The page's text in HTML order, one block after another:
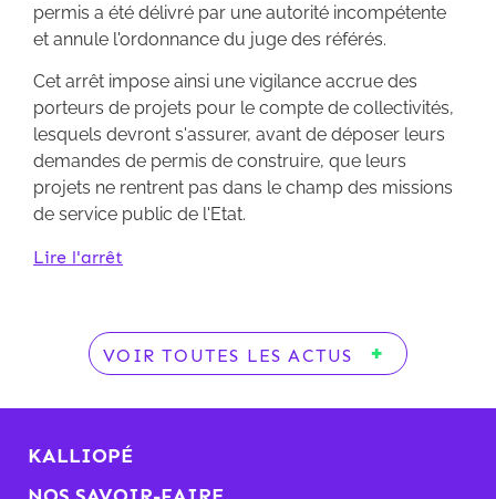
permis a été délivré par une autorité incompétente
et annule l'ordonnance du juge des référés.
Cet arrêt impose ainsi une vigilance accrue des
porteurs de projets pour le compte de collectivités,
lesquels devront s'assurer, avant de déposer leurs
demandes de permis de construire, que leurs
projets ne rentrent pas dans le champ des missions
de service public de l'Etat.
Lire l'arrêt
VOIR TOUTES LES ACTUS
KALLIOPÉ